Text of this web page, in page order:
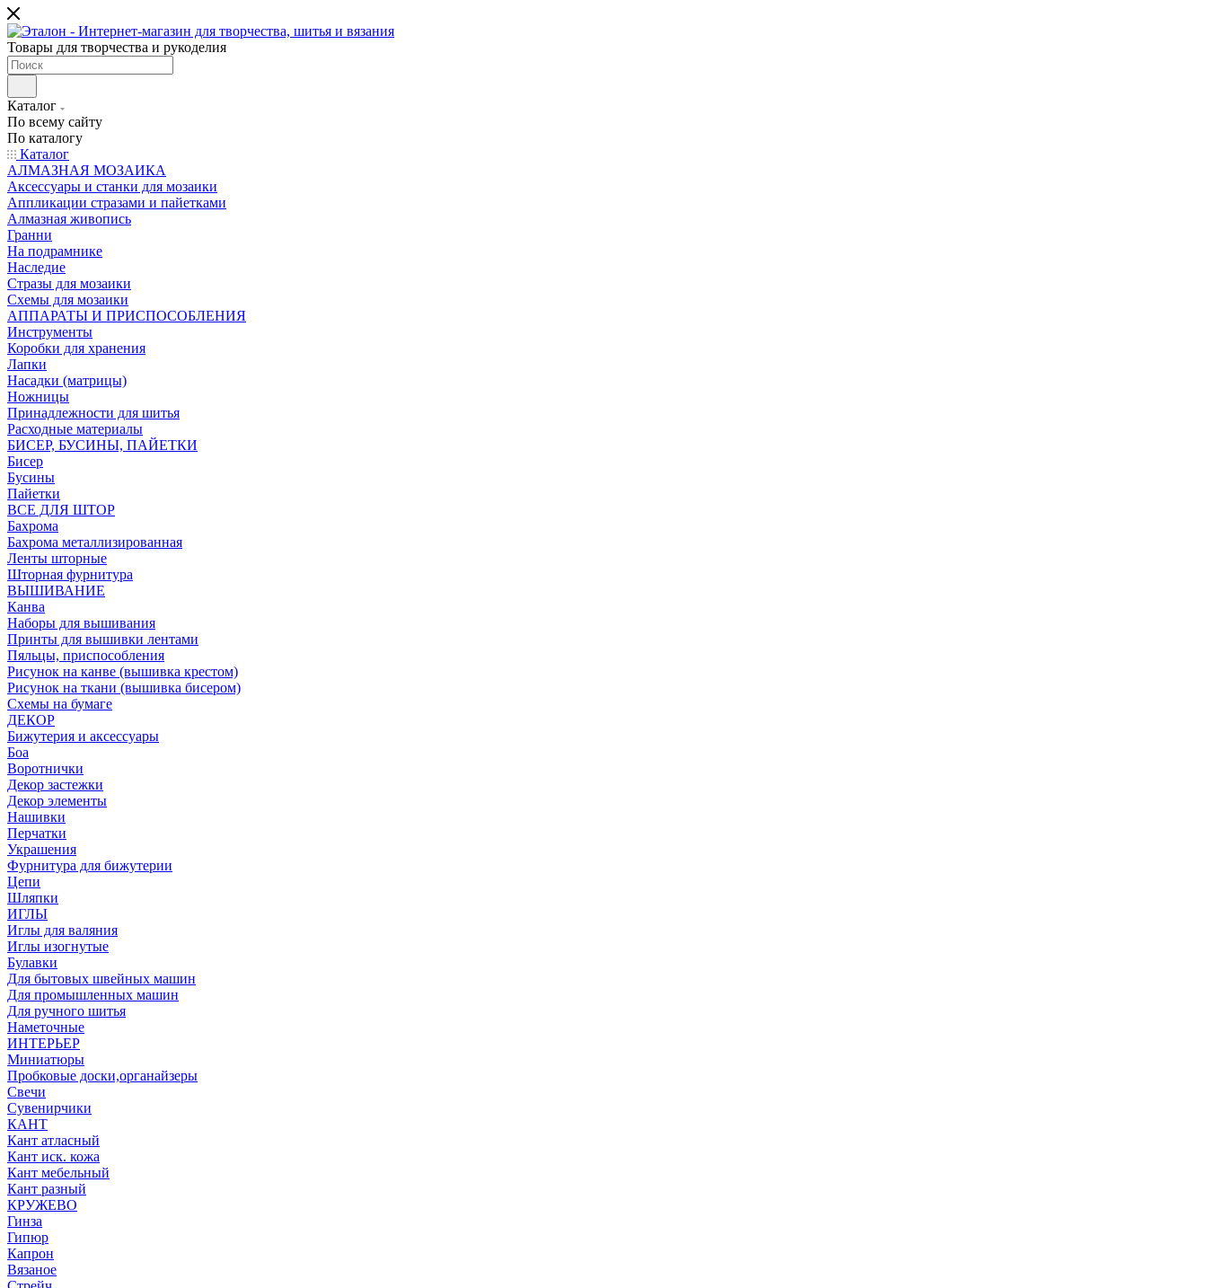
Товары для творчества и рукоделия
Каталог
По всему сайту
По каталогу
Каталог
АЛМАЗНАЯ МОЗАИКА
Аксессуары и станки для мозаики
Аппликации стразами и пайетками
Алмазная живопись
Гранни
На подрамнике
Наследие
Стразы для мозаики
Схемы для мозаики
АППАРАТЫ И ПРИСПОСОБЛЕНИЯ
Инструменты
Коробки для хранения
Лапки
Насадки (матрицы)
Ножницы
Принадлежности для шитья
Расходные материалы
БИСЕР, БУСИНЫ, ПАЙЕТКИ
Бисер
Бусины
Пайетки
ВСЕ ДЛЯ ШТОР
Бахрома
Бахрома металлизированная
Ленты шторные
Шторная фурнитура
ВЫШИВАНИЕ
Канва
Наборы для вышивания
Принты для вышивки лентами
Пяльцы, приспособления
Рисунок на канве (вышивка крестом)
Рисунок на ткани (вышивка бисером)
Схемы на бумаге
ДЕКОР
Бижутерия и аксессуары
Боа
Воротнички
Декор застежки
Декор элементы
Нашивки
Перчатки
Украшения
Фурнитура для бижутерии
Цепи
Шляпки
ИГЛЫ
Иглы для валяния
Иглы изогнутые
Булавки
Для бытовых швейных машин
Для промышленных машин
Для ручного шитья
Наметочные
ИНТЕРЬЕР
Миниатюры
Пробковые доски,органайзеры
Свечи
Сувенирчики
КАНТ
Кант атласный
Кант иск. кожа
Кант мебельный
Кант разный
КРУЖЕВО
Гинза
Гипюр
Капрон
Вязаное